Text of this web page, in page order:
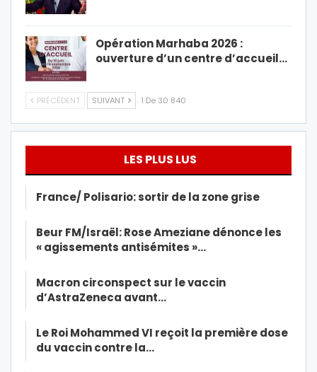
Opération Marhaba 2026 :
ouverture d’un centre d’accueil…
PRÉCÉDENT SUIVANT 1 De 30 840
LES PLUS LUS
France/ Polisario: sortir de la zone grise
Beur FM/Israël: Rose Ameziane dénonce les
« agissements antisémites »…
Macron circonspect sur le vaccin
d’AstraZeneca avant…
Le Roi Mohammed VI reçoit la première dose
du vaccin contre la…